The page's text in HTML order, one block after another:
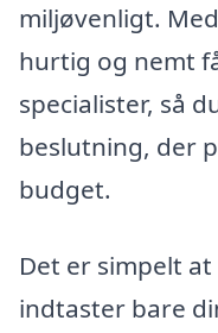
miljøvenligt.
hurtig og nemt
specialister, så
beslutning, der
budget.
Det er simpelt
indtaster bare